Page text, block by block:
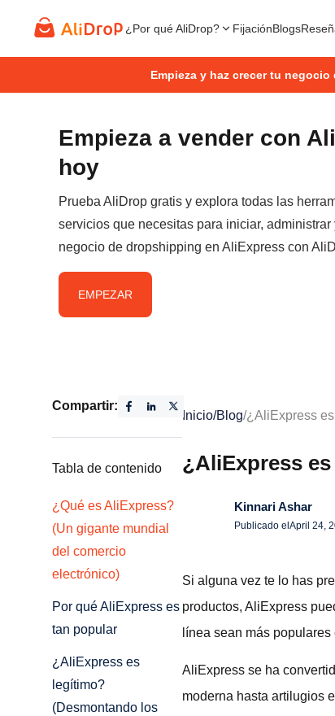
¿Por qué AliDrop? FijaciónBlogs
Empieza y haz crecer tu
Empieza a vender con
hoy
Prueba AliDrop gratis y explora todas las
servicios que necesitas para iniciar, administrar
negocio de dropshipping en AliExpress con
EMPEZAR
Compartir:
Tabla de contenido
¿Qué es AliExpress?
(Un gigante mundial
del comercio
electrónico)
Por qué AliExpress es
tan popular
¿AliExpress es
legítimo?
(Desmontando los
Inicio/Blog/¿AliExpress
¿AliExpress
Kinnari Ashar
Publicado el April 24,
Si alguna vez te lo has
productos, AliExpress
línea sean más
AliExpress se ha
moderna hasta artilugios